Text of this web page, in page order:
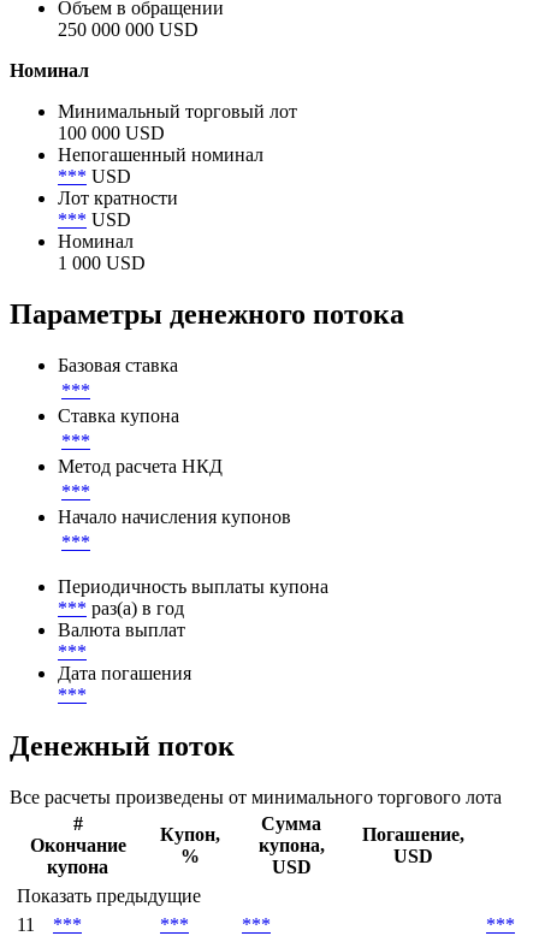
Объем в обращении
250 000 000 USD
Номинал
Минимальный торговый лот
100 000 USD
Непогашенный номинал
*** USD
Лот кратности
*** USD
Номинал
1 000 USD
Параметры денежного потока
Базовая ставка
***
Ставка купона
***
Метод расчета НКД
***
Начало начисления купонов
***
Периодичность выплаты купона
*** раз(а) в год
Валюта выплат
***
Дата погашения
***
Денежный поток
Все расчеты произведены от минимального торгового лота
#
Окончание
купона
Купон,
%
Сумма
купона,
USD
Погашение,
USD
Показать предыдущие
11
*** *** ***
***